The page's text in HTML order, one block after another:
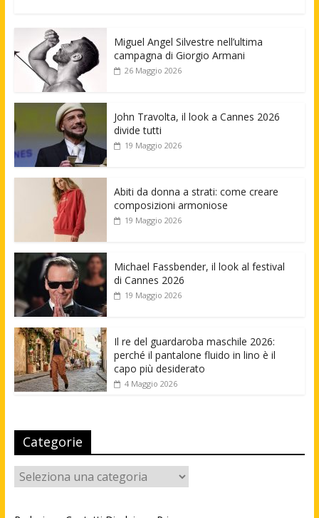
Miguel Angel Silvestre nell’ultima
campagna di Giorgio Armani
26 Maggio 2026
John Travolta, il look a Cannes 2026
divide tutti
19 Maggio 2026
Abiti da donna a strati: come creare
composizioni armoniose
19 Maggio 2026
Michael Fassbender, il look al festival
di Cannes 2026
19 Maggio 2026
Il re del guardaroba maschile 2026:
perché il pantalone fluido in lino è il
capo più desiderato
4 Maggio 2026
Categorie
Categorie